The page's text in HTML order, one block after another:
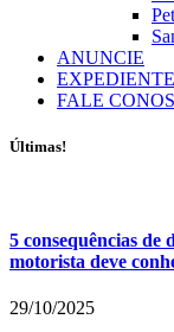
ANUNCIE
EXPEDIENTE
FALE
Últimas!
5 consequências
motorista deve
29/10/2025